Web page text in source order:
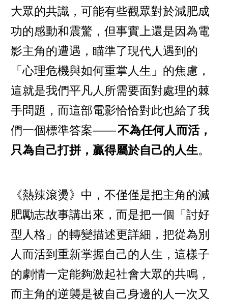
大眾的共識，可能有些觀眾對於減肥成
功的感動和震驚，但事實上還是因為電
影主角的遭遇，瞄準了現代人遇到的
「心理危機與如何重掌人生」的焦慮，
這就是我們平凡人所需要面對處理的棘
手問題，而這部電影恰恰對此也給了我
們一個標準答案——不為任何人而活，
只為自己打拼，贏得屬於自己的人生。
《熱辣滾燙》中，不僅僅是把主角的減
肥勵志故事講出來，而是把一個「討好
型人格」的轉變描述更詳細，把從為別
人而活到重新掌握自己的人生，這樣子
的劇情一定能夠激起社會大眾的共鳴，
而主角的逆襲是被自己身邊的人一次又